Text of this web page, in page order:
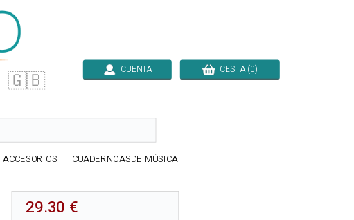
🇬🇧 CUENTA CESTA (0)
ACCESORIOS CUADERNOASDE MÚSICA
29.30 €